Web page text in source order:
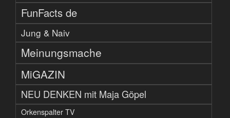
FunFacts de
Jung & Naiv
Meinungsmache
MiGAZIN
NEU DENKEN mit Maja Göpel
Orkenspalter TV